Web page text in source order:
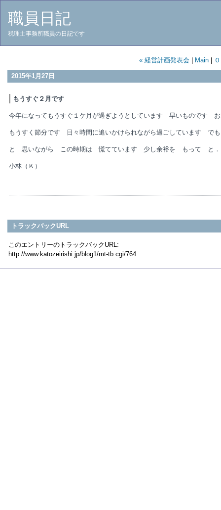
職員日記
税理士事務所職員の日記です
« 経営計画発表会 Main
2015年1月27日
もうすぐ２月です
今年になってもうすぐ１ケ月が過ぎようとしています 早いものです お
もうすく節分です 日々時間に追いかけられながら過ごしています
と 思いながら この時期は 慌てています 少し余裕を もって と．
小林（Ｋ）
トラックバックURL
このエントリーのトラックバックURL:
http://www.katozeirishi.jp/blog1/mt-tb.cgi/764